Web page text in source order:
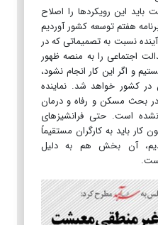
باید این رویکردها را اصلاح
هفتم توسعه کشور آوردیم
نسبت به تصمیماتی که در
اجتماعی را به منصه ظهور
و اگر این کار انجام نشود،
در کشور خواهد شد. نماینده
بحث مسکن و رفاه و درمان
است. حتی فرانشیزهای
که در قالب ماده ۱۹۴ قانون کار باید به کارگران مستقیماً
آن بخش هم به دلیل